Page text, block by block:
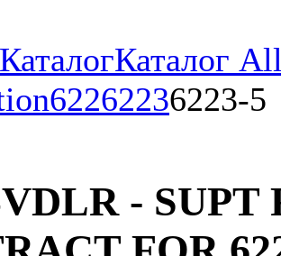
КаталогКаталог
62262236223-5
-